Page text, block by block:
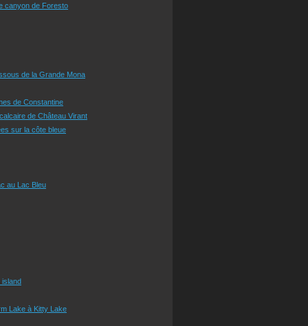
canyon de Foresto
de la Grande Mona
de Constantine
de Château Virant
sur la côte bleue
au Lac Bleu
island
Lake à Kitty Lake